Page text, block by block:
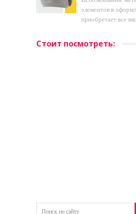
элементов в
приобретает все
Стоит посмотреть: